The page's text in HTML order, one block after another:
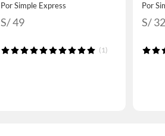
Por Simple Express
S/ 49
(1)
Por
S/